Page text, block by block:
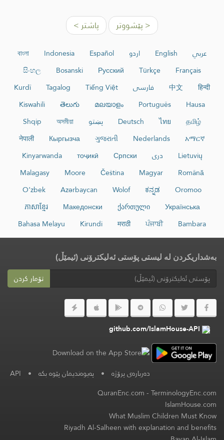
< پێشووتر پاشتر >
عربي English اردو Español
Indonesia
বাংলা
Français
Türkçe
Русский
Bosanski
සිංහල
हिन्दी
中文 فارسی Tiếng Việt
Tagalog
Kurdî
Hausa
Português
മലയാളം
తెలుగు
Kiswahili
தமிழ்
ไทย
Deutsch پښتو অসমীয়া
Shqip
አማርኛ
Nederlands
ગુજરાતી
Кыргызча
नेपाली
Lietuvių
دری Српски
тоҷикӣ
Kinyarwanda
Română
Magyar
Čeština
Moore
Malagasy
Oromoo
ಕನ್ನಡ
Wolof
Azərbaycan
O‘zbek
Українська
ქართული
Македонски
ភាសាខ្មែរ
Bambara
ਪੰਜਾਬੀ
मराठी
Kirundi
Bahasa Melayu
بەشداریکردن لە لیستی پۆستی ئەلیکترۆنی (ئیمێڵ)
تۆمار کردن
github.com/IslamHouse-API
دەربارەی پرۆژە • پەیوەندیمان پێوە بکە •
API
QuranEnc.com-TerminologyEnc.com
IslamHouse.com
What Muslim Children Must Know
Riyadh Al-Salheen with explanation and benefits